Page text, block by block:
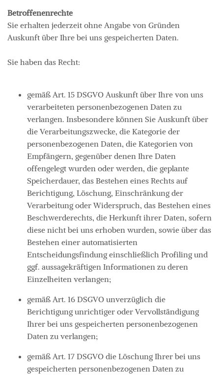
Betroffenenrechte
Sie erhalten jederzeit ohne Angabe von Gründen
Auskunft über Ihre bei uns gespeicherten Daten.
Sie haben das Recht:
gemäß Art. 15 DSGVO Auskunft über Ihre von uns
verarbeiteten personenbezogenen Daten zu
verlangen. Insbesondere können Sie Auskunft über
die Verarbeitungszwecke, die Kategorie der
personenbezogenen Daten, die Kategorien von
Empfängern, gegenüber denen Ihre Daten
offengelegt wurden oder werden, die geplante
Speicherdauer, das Bestehen eines Rechts auf
Berichtigung, Löschung, Einschränkung der
Verarbeitung oder Widerspruch, das Bestehen eines
Beschwerderechts, die Herkunft ihrer Daten, sofern
diese nicht bei uns erhoben wurden, sowie über das
Bestehen einer automatisierten
Entscheidungsfindung einschließlich Profiling und
ggf. aussagekräftigen Informationen zu deren
Einzelheiten verlangen;
gemäß Art. 16 DSGVO unverzüglich die
Berichtigung unrichtiger oder Vervollständigung
Ihrer bei uns gespeicherten personenbezogenen
Daten zu verlangen;
gemäß Art. 17 DSGVO die Löschung Ihrer bei uns
gespeicherten personenbezogenen Daten zu